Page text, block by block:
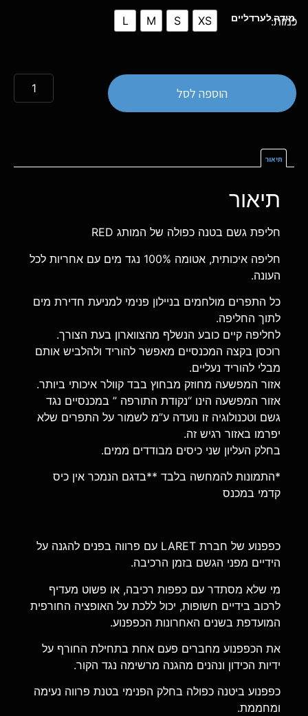
מידה לערדליים XS
S
M
L
הוספה לסל
תיאור
תיאור
חליפת גשם בטנה כפולה של המותג RED
חליפה איכותית, אטומה 100% נגד מים עם אחריות לכל
העונה.
כל התפרים מולחמים בניילון פנימי למניעת חדירת מים
לתוך החליפה.
לחליפה קיים כובע הנשלף מהצווארון בעת הצורך.
רוכסן בקצה המכנסיים מאפשר להוריד ולהלביש אותם
מבלי להוריד נעליים.
אזור המפשעה מחוזק מבחוץ בבד קוולר איכותי ביותר.
אזור המפשעה הינו “נקודת התורפה ” במכנסיים נגד
גשם וטכנולוגיה זו נועדה ע”מ לשמור על התפרים שלא
יפרמו באזור רגיש זה.
בחלק העליון שני כיסים מבודדים ממים.
*התמונות להמחשה בלבד **בדגם הנמכר אין כיס
קדמי במכנס
כפפנוע של חברת LARET עם פרווה בפנים להגנה על
הידיים מפני הגשם בזמן הרכיבה.
מי שלא מסתדר עם כפפות רכיבה, או פשוט מעדיף
לרכוב בידיים חשופות, יכול ללכת על האופציה החורפית
המועדפת בשנים האחרונות הכפפנוע.
את הכפפנוע מחברים פעם אחת בתחילת החורף על
ידיות הכידון ונהנים מהגנה מרשימה נגד הקור.
כפפנוע ביטנה כפולה בחלק הפנימי בטנת פרווה נעימה
ומחממת.